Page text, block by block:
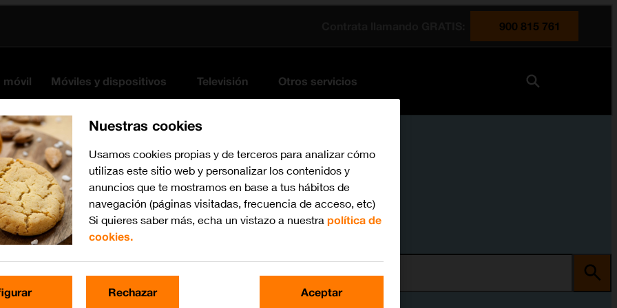
900 815 761
móvil Móviles y dispositivos Televisión Otros servicios
Nuestras cookies
Usamos cookies propias y de terceros para analizar cómo
utilizas este sitio web y personalizar los contenidos y
anuncios que te mostramos en base a tus hábitos de
navegación (páginas visitadas, frecuencia de acceso, etc)
Si quieres saber más, echa un vistazo a nuestra política de
cookies.
Rechazar Aceptar